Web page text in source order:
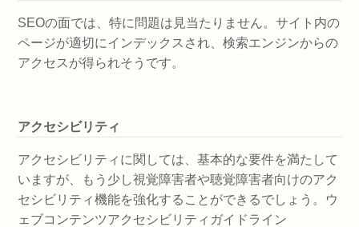
SEOの面では、特に問題は見当たりません。サイト内の
ページが適切にインデックスされ、検索エンジンからの
アクセスが得られそうです。
アクセシビリティ
アクセシビリティに関しては、基本的な要件を満たして
いますが、もう少し視覚障害者や聴覚障害者向けのアク
セシビリティ機能を強化することができるでしょう。ウ
ェブコンテンツアクセシビリティガイドライン